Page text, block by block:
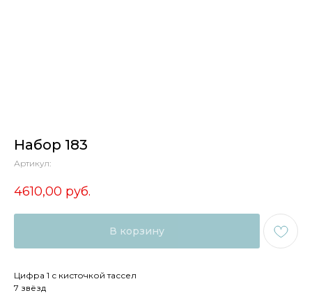
Набор 183
Артикул:
4610,00 руб.
В корзину
Цифра 1 с кисточкой тассел
7 звёзд